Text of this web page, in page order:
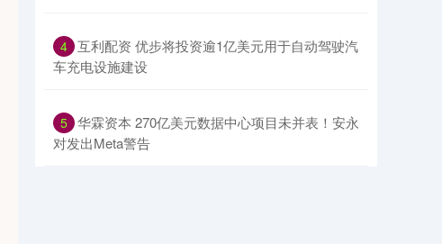
4 ​互利配资 优步将投资逾1亿美元用于自动驾驶汽
车充电设施建设
5 ​华霖资本 270亿美元数据中心项目未并表！安永
对发出Meta警告